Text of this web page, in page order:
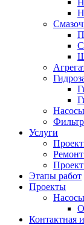
Услуги
Этапы работ
Проекты
Контактная